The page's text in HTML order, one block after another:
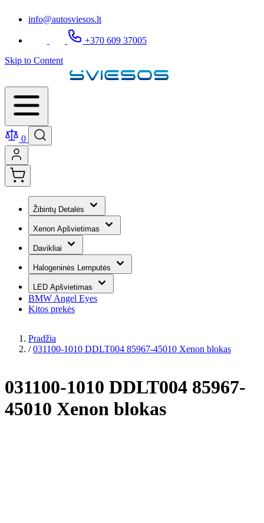
info@autosviesos.lt
+370 609 37005
Skip to Content
0
Žibintų Detalės
Xenon Apšvietimas
Davikliai
Halogeninės Lemputės
LED Apšvietimas
BMW Angel Eyes
Kitos prekės
Pradžia
/ 031100-1010 DDLT004 85967-45010 Xenon blokas
031100-1010 DDLT004 85967-
45010 Xenon blokas